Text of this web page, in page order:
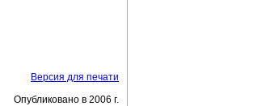
Версия для печати
Опубликовано в 2006 г.